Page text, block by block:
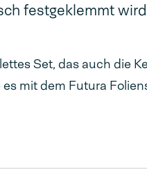
festgeklemmt
Set, das auch die
mit dem Futura